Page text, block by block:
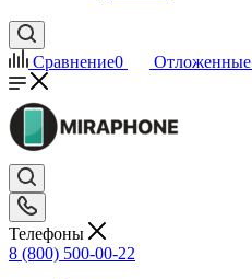
Сравнение0 Отложенные
Телефоны
8 (800) 500-00-22